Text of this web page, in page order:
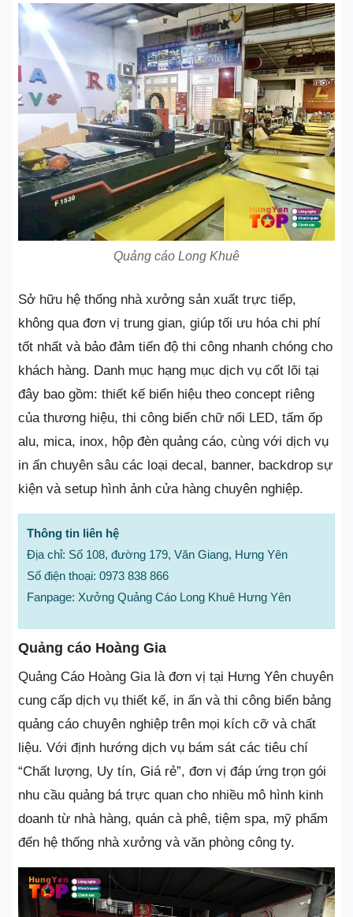
Quảng cáo Long Khuê
Sở hữu hệ thống nhà xưởng sản xuất trực tiếp,
không qua đơn vị trung gian, giúp tối ưu hóa chi phí
tốt nhất và bảo đảm tiến độ thi công nhanh chóng cho
khách hàng. Danh mục hạng mục dịch vụ cốt lõi tại
đây bao gồm: thiết kế biển hiệu theo concept riêng
của thương hiệu, thi công biển chữ nổi LED, tấm ốp
alu, mica, inox, hộp đèn quảng cáo, cùng với dịch vụ
in ấn chuyên sâu các loại decal, banner, backdrop sự
kiện và setup hình ảnh cửa hàng chuyên nghiệp.
Thông tin liên hệ
Địa chỉ: Số 108, đường 179, Văn Giang, Hưng Yên
Số điện thoại: 0973 838 866
Fanpage: Xưởng Quảng Cáo Long Khuê Hưng Yên
Quảng cáo Hoàng Gia
Quảng Cáo Hoàng Gia là đơn vị tại Hưng Yên chuyên
cung cấp dịch vụ thiết kế, in ấn và thi công biển bảng
quảng cáo chuyên nghiệp trên mọi kích cỡ và chất
liệu. Với định hướng dịch vụ bám sát các tiêu chí
“Chất lượng, Uy tín, Giá rẻ”, đơn vị đáp ứng trọn gói
nhu cầu quảng bá trực quan cho nhiều mô hình kinh
doanh từ nhà hàng, quán cà phê, tiệm spa, mỹ phẩm
đến hệ thống nhà xưởng và văn phòng công ty.